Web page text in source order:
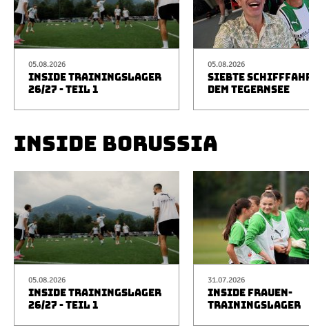
05.08.2026
INSIDE TRAININGSLAGER
26/27 - TEIL 1
05.08.2026
SIEBTE
DEM TEGERNSEE
INSIDE BORUSSIA
05.08.2026
INSIDE TRAININGSLAGER
26/27 - TEIL 1
31.07.2026
INSIDE FRAUEN-
TRAININGSLAGER